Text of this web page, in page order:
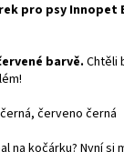
pro psy Innopet
barvě. Chtěli
červeno černá